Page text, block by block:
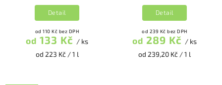
od 110 Kč bez DPH
od 133 Kč / ks
od 223 Kč / 1 l
Detail
od 239 Kč bez DPH
od 289 Kč / ks
od 239,20 Kč / 1 l
Detail